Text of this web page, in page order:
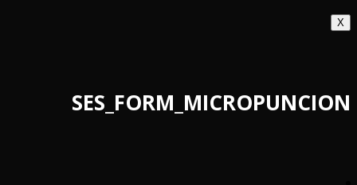
X
SES_FORM_MICROPUNCION